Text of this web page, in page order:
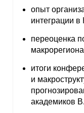
опыт
интеграции
переоценка
итоги
и
академиков